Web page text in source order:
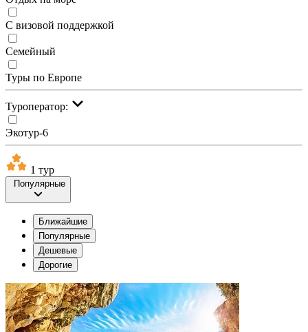
С визовой поддержкой
Семейный
Туры по Европе
Туроператор:
Экотур-6
1 тур
Популярные
Ближайшие
Популярные
Дешевые
Дорогие